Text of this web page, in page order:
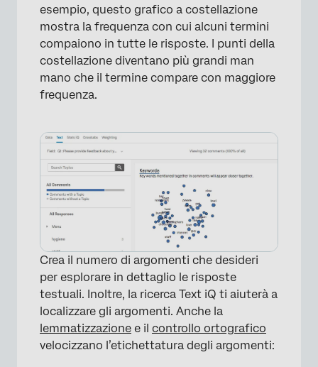
esempio, questo grafico a costellazione
mostra la frequenza con cui alcuni termini
compaiono in tutte le risposte. I punti della
costellazione diventano più grandi man
mano che il termine compare con maggiore
frequenza.
Crea il numero di argomenti che desideri
per esplorare in dettaglio le risposte
testuali. Inoltre, la ricerca Text iQ ti aiuterà a
localizzare gli argomenti. Anche la
lemmatizzazione e il controllo ortografico
velocizzano l’etichettatura degli argomenti: